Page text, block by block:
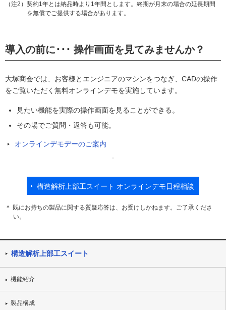
（注2）契約1年とは納品時より1年間とします。終期が月末の場合の延長期間
を無償でご提供する場合があります。
導入の前に･･･ 操作画面を見てみませんか？
大塚商会では、お客様とエンジニアのマシンをつなぎ、CADの操作
をご覧いただく無料オンラインデモを実施しています。
見たい機能を実際の操作画面を見ることができる。
その場でご質問・返答も可能。
オンラインデモデーのご案内
構造解析上部工スイート オンラインデモ日程相談
＊ 既にお持ちの製品に関する質疑応答は、お受けしかねます。ご了承くださ
い。
構造解析上部工スイート
機能紹介
製品構成